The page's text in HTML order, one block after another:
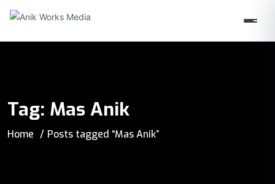
Tag: Mas Anik
Home Posts tagged “Mas Anik”